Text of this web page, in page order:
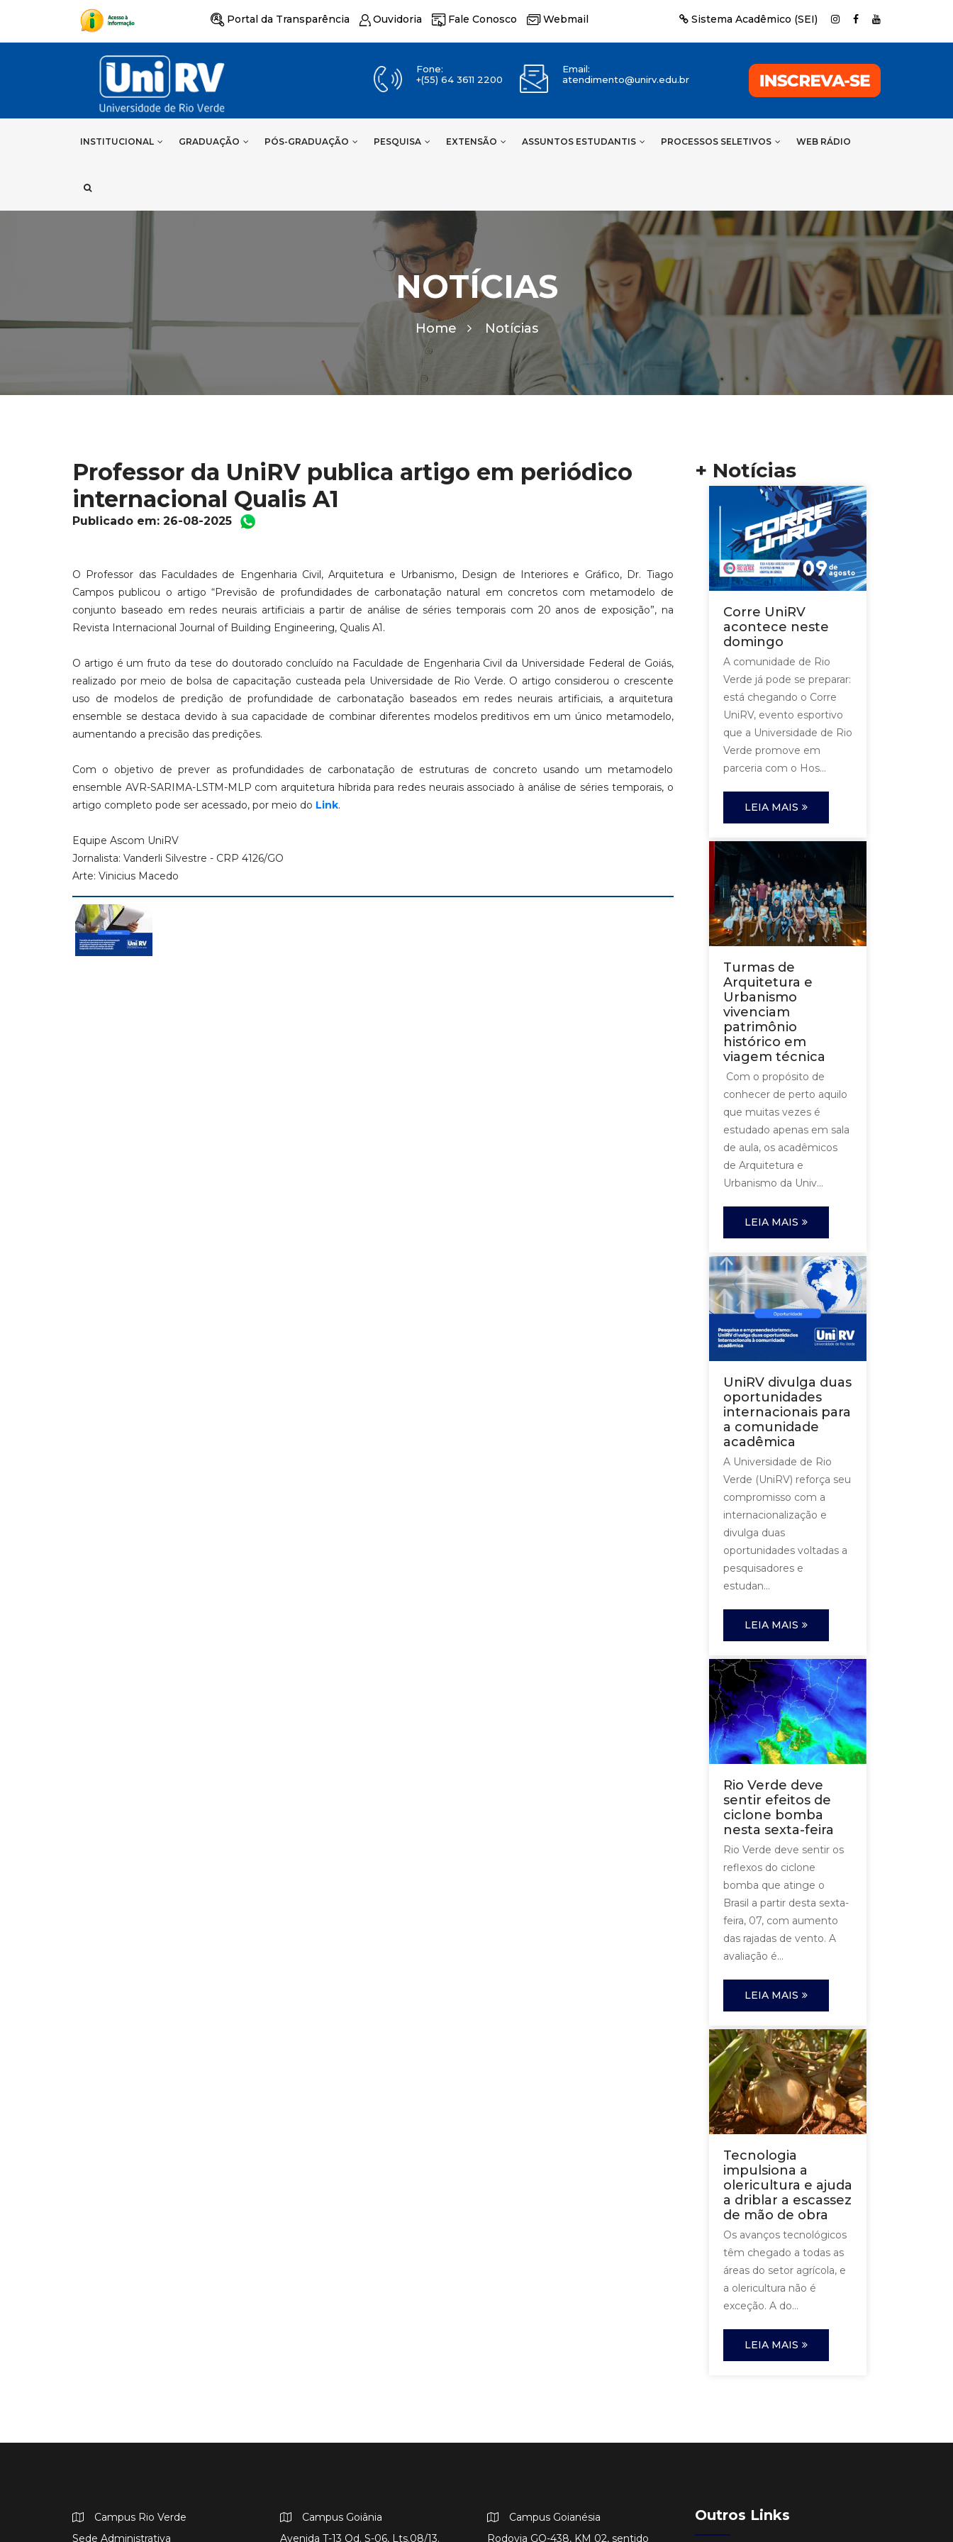
Portal da Transparência Ouvidoria Fale Conosco Webmail Sistema Acadêmico (SEI)
Fone:
+(55) 64 3611 2200
Email:
atendimento@unirv.edu.br
INSTITUCIONAL GRADUAÇÃO PÓS-GRADUAÇÃO PESQUISA EXTENSÃO ASSUNTOS ESTUDANTIS PROCESSOS SELETIVOS WEB RÁDIO
NOTÍCIAS
Home Notícias
Professor da UniRV publica artigo em periódico
internacional Qualis A1
Publicado em: 26-08-2025
O Professor das Faculdades de Engenharia Civil, Arquitetura e Urbanismo, Design de Interiores e Gráfico, Dr. Tiago
Campos publicou o artigo “Previsão de profundidades de carbonatação natural em concretos com metamodelo de
conjunto baseado em redes neurais artificiais a partir de análise de séries temporais com 20 anos de exposição”, na
Revista Internacional Journal of Building Engineering, Qualis A1.
O artigo é um fruto da tese do doutorado concluído na Faculdade de Engenharia Civil da Universidade Federal de Goiás,
realizado por meio de bolsa de capacitação custeada pela Universidade de Rio Verde. O artigo considerou o crescente
uso de modelos de predição de profundidade de carbonatação baseados em redes neurais artificiais, a arquitetura
ensemble se destaca devido à sua capacidade de combinar diferentes modelos preditivos em um único metamodelo,
aumentando a precisão das predições.
Com o objetivo de prever as profundidades de carbonatação de estruturas de concreto usando um metamodelo
ensemble AVR-SARIMA-LSTM-MLP com arquitetura híbrida para redes neurais associado à análise de séries temporais, o
artigo completo pode ser acessado, por meio do Link.
Equipe Ascom UniRV
Jornalista: Vanderli Silvestre - CRP 4126/GO
Arte: Vinicius Macedo
+ Notícias
Corre UniRV
acontece neste
domingo
A comunidade de Rio
Verde já pode se preparar:
está chegando o Corre
UniRV, evento esportivo
que a Universidade de Rio
Verde promove em
parceria com o Hos...
LEIA MAIS
Turmas de
Arquitetura e
Urbanismo
vivenciam
patrimônio
histórico em
viagem técnica
Com o propósito de
conhecer de perto aquilo
que muitas vezes é
estudado apenas em sala
de aula, os acadêmicos
de Arquitetura e
Urbanismo da Univ...
LEIA MAIS
UniRV divulga duas
oportunidades
internacionais para
a comunidade
acadêmica
A Universidade de Rio
Verde (UniRV) reforça seu
compromisso com a
internacionalização e
divulga duas
oportunidades voltadas a
pesquisadores e
estudan...
LEIA MAIS
Rio Verde deve
sentir efeitos de
ciclone bomba
nesta sexta-feira
Rio Verde deve sentir os
reflexos do ciclone
bomba que atinge o
Brasil a partir desta sexta-
feira, 07, com aumento
das rajadas de vento. A
avaliação é...
LEIA MAIS
Tecnologia
impulsiona a
olericultura e ajuda
a driblar a escassez
de mão de obra
Os avanços tecnológicos
têm chegado a todas as
áreas do setor agrícola, e
a olericultura não é
exceção. A do...
LEIA MAIS
Campus Rio Verde
Sede Administrativa
Campus Goiânia
Avenida T-13 Qd. S-06, Lts.08/13.
Campus Goianésia
Rodovia GO-438, KM 02, sentido
Outros Links